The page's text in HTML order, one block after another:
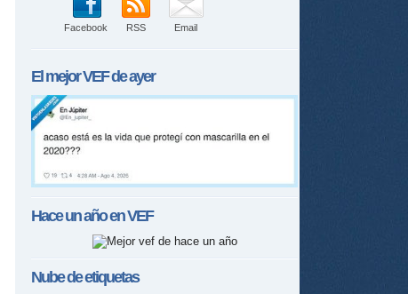
Facebook RSS Email
El mejorVEFde ayer
Hace un año enVEF
Nube de etiquetas